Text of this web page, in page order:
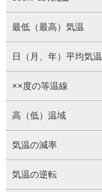
最低（最高）気温
日（月、年）平均気温
××度の等温線
高（低）温域
気温の減率
気温の逆転